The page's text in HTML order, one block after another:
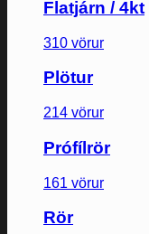
Flatjárn / 4kt
310 vörur
Plötur
214 vörur
Prófílrör
161 vörur
Rör